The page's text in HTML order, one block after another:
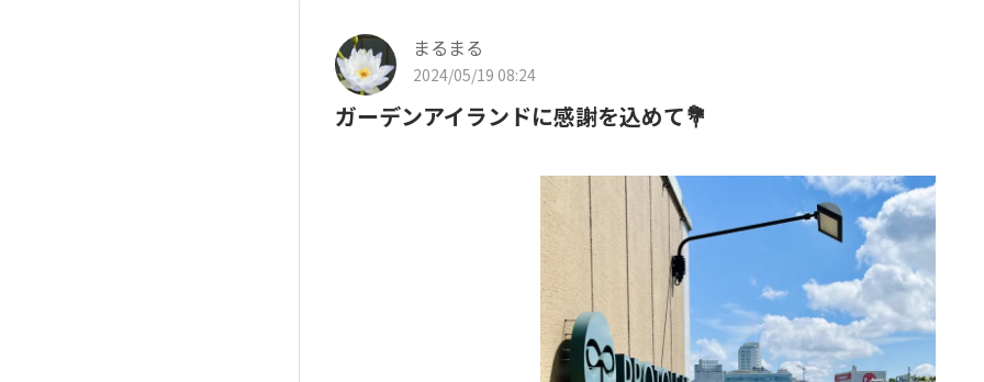
まるまる
2024/05/19 08:24
ガーデンアイランドに感謝を込めて💐